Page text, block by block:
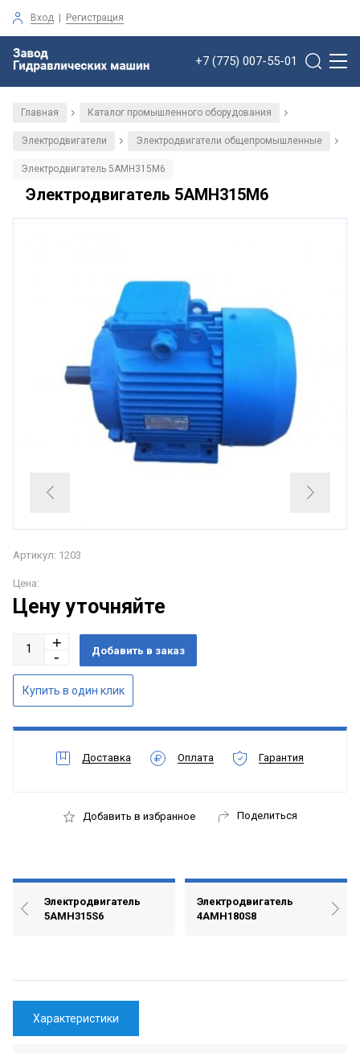
Вход | Регистрация
+7 (775) 007-55-01
Главная / Каталог промышленного оборудования /
Электродвигатели / Электродвигатели общепромышленные /
Электродвигатель 5АМН315М6
Электродвигатель 5АМН315М6
Артикул: 1203
Цена:
Цену уточняйте
Доставка Оплата Гарантия
Добавить в избранное Поделиться
Электродвигатель
5АМН315S6
Электродвигатель
4АМН180S8
Характеристики